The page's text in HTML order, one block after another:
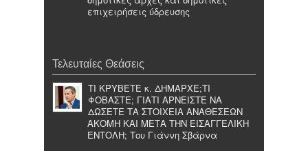
επιχειρήσεις ύδρευσης
Τελευταίες Θεάσεις
ΤΙ ΚΡΥΒΕΤΕ κ. ΔΗΜΑΡΧΕ;ΤΙ
ΦΟΒΑΣΤΕ; ΓΙΑΤΙ ΑΡΝΕΙΣΤΕ ΝΑ
ΔΩΣΕΤΕ ΤΑ ΣΤΟΙΧΕΙΑ ΑΝΑΘΕΣΕΩΝ
ΑΚΟΜΗ ΚΑΙ ΜΕΤΑ ΤΗΝ ΕΙΣΑΓΓΕΛΙΚΗ
ΕΝΤΟΛΗ; Του Γιάννη Σβάρνα